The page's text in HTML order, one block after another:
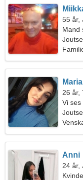
55 år,
Mand
Maria
26 år,
Vi
Anni
24 år,